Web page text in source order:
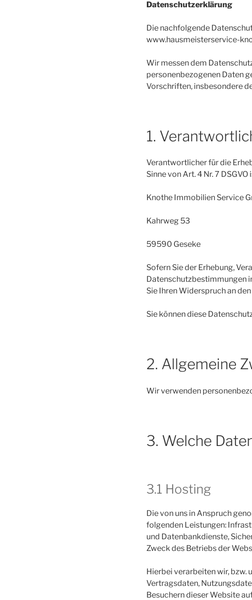
Datenschutzerklärung
Die nachfolgende
www.hausmeisterservice-
Wir messen dem
personenbezogenen Daten
Vorschriften, insbesondere
1.
Verantwortlicher für die
Sinne von Art. 4 Nr. 7 DSGVO
Knothe Immobilien Service
Kahrweg 53
59590 Geseke
Sofern Sie der Erhebung,
Datenschutzbestimmungen
Sie Ihren Widerspruch an
Sie können diese
2. Allgemeine
Wir verwenden
3. Welche
3.1 Hosting
Die von uns in Anspruch
folgenden Leistungen:
und Datenbankdienste,
Zweck des Betriebs der
Hierbei verarbeiten wir, bzw.
Vertragsdaten,
Besuchern dieser Website